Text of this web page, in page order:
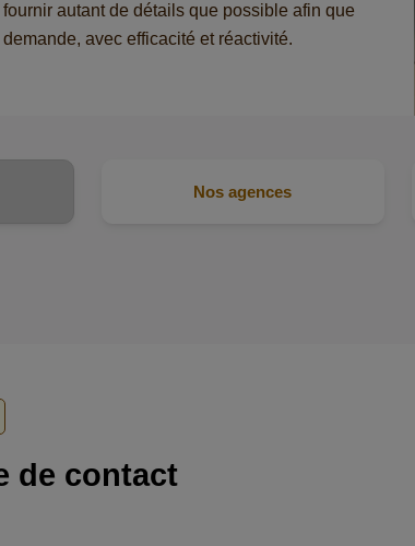
autant de détails que possible afin que
avec efficacité et réactivité.
Nos agences
de contact